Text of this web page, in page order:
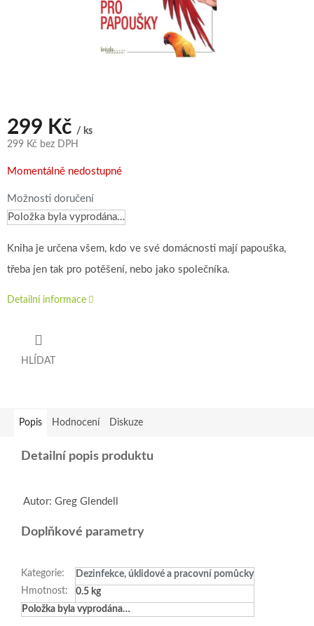
299 Kč / ks
299 Kč bez DPH
cena:
Momentálně nedostupné
Možnosti doručení
Položka byla vyprodána…
Kniha je určena všem, kdo ve své domácnosti mají papouška,
třeba jen tak pro potěšení, nebo jako společníka.
Detailní informace
HLÍDAT
Popis Hodnocení Diskuze
Detailní popis produktu
Autor: Greg Glendell
Doplňkové parametry
Kategorie:
Dezinfekce, úklidové a pracovní pomůcky
Hmotnost:
0.5 kg
Položka byla vyprodána…